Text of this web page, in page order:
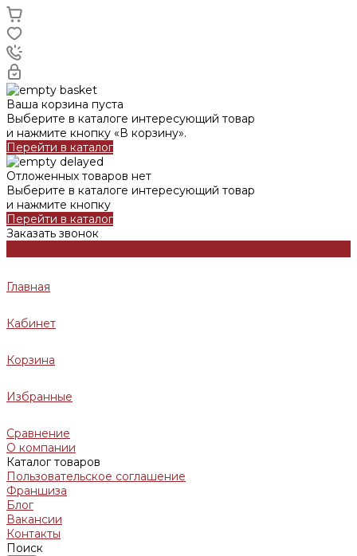
Ваша корзина пуста
Выберите в каталоге интересующий товар
и нажмите кнопку «В корзину».
Перейти в каталог
Отложенных товаров нет
Выберите в каталоге интересующий товар
и нажмите кнопку
Перейти в каталог
Заказать звонок
Главная
Кабинет
Корзина
Избранные
Сравнение
О компании
Каталог товаров
Пользовательское соглашение
Франшиза
Блог
Вакансии
Контакты
Поиск